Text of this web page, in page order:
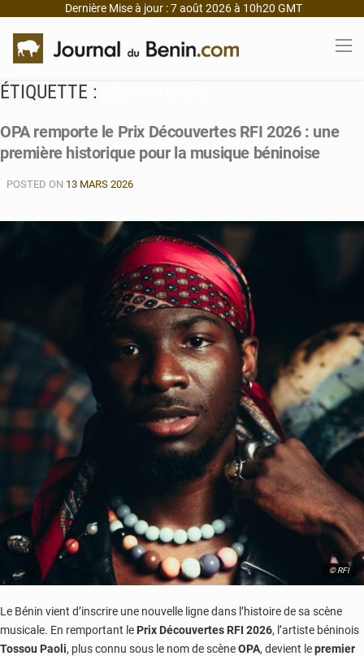
Dernière Mise à jour : 7 août 2026 à 10h20 GMT
ÉTIQUETTE :
OPA remporte le Prix Découvertes RFI 2026 : une
première historique pour la musique béninoise
POSTED ON 13 MARS 2026
© RFI
Le Bénin vient d’inscrire une nouvelle ligne dans l’histoire de sa scène
musicale. En remportant le Prix Découvertes RFI 2026, l’artiste béninois
Tossou Paoli, plus connu sous le nom de scèneOPA, devient lepremier